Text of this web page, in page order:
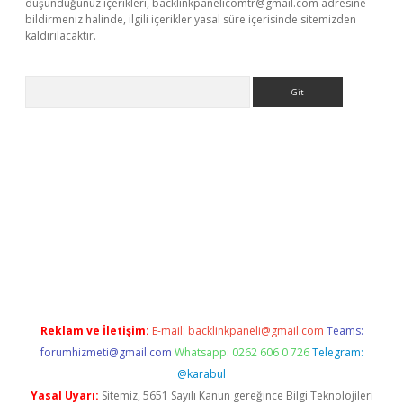
düşündüğünüz içerikleri, backlinkpanelicomtr@gmail.com adresine
bildirmeniz halinde, ilgili içerikler yasal süre içerisinde sitemizden
kaldırılacaktır.
Reklam ve İletişim: E-mail: backlinkpaneli@gmail.com Teams:
forumhizmeti@gmail.com Whatsapp: 0262 606 0 726 Telegram:
@karabul
Yasal Uyarı: Sitemiz, 5651 Sayılı Kanun gereğince Bilgi Teknolojileri